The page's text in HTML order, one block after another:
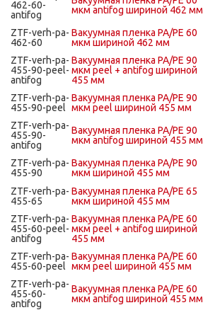
462-60-
antifog
мкм antifog шириной 462 мм
ZTF-verh-pa-
462-60
Вакуумная пленка PA/PE 60
мкм шириной 462 мм
ZTF-verh-pa-
455-90-peel-
antifog
Вакуумная пленка PA/PE 90
мкм peel + antifog шириной
455 мм
ZTF-verh-pa-
455-90-peel
Вакуумная пленка PA/PE 90
мкм peel шириной 455 мм
ZTF-verh-pa-
455-90-
antifog
Вакуумная пленка PA/PE 90
мкм antifog шириной 455 мм
ZTF-verh-pa-
455-90
Вакуумная пленка PA/PE 90
мкм шириной 455 мм
ZTF-verh-pa-
455-65
Вакуумная пленка PA/PE 65
мкм шириной 455 мм
ZTF-verh-pa-
455-60-peel-
antifog
Вакуумная пленка PA/PE 60
мкм peel + antifog шириной
455 мм
ZTF-verh-pa-
455-60-peel
Вакуумная пленка PA/PE 60
мкм peel шириной 455 мм
ZTF-verh-pa-
455-60-
antifog
Вакуумная пленка PA/PE 60
мкм antifog шириной 455 мм